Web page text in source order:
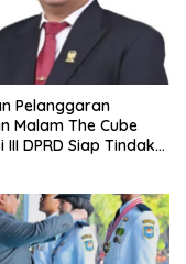
Pelanggaran
Malam The Cube
III DPRD Siap Tindak